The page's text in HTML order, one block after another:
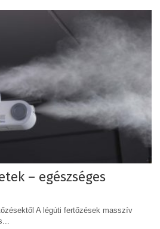
– egészséges
A légúti fertőzések masszív